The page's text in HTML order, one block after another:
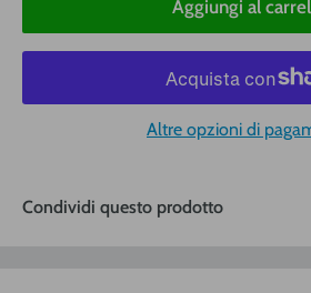
Aggiungi al
Altre opzioni di
Condividi questo prodotto